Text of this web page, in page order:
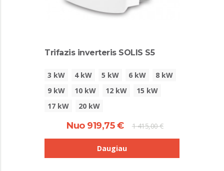
Trifazis inverteris SOLIS S5
3 kW 4 kW 5 kW 6 kW
8 kW
9 kW
10 kW 12 kW
15 kW
17 kW
20 kW
Nuo 919,75 € 1 415,00 €
Daugiau